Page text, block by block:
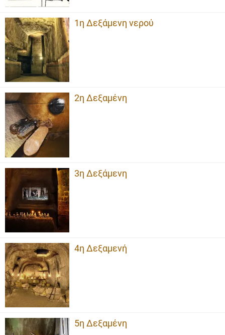
1η Δεξάμενη νερού
2η Δεξαμένη
3η Δεξάμενη
4η Δεξαμενή
5η Δεξαμένη